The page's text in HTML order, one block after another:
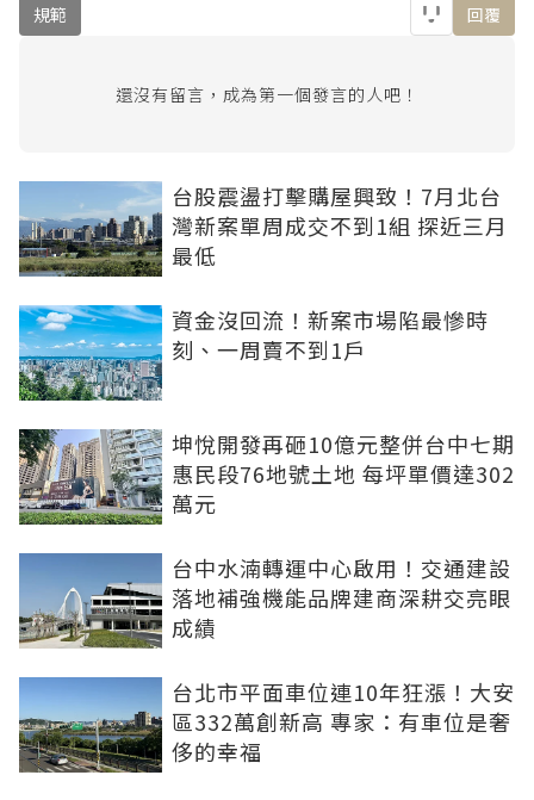
規範 回覆
還沒有留言，成為第一個發言的人吧！
台股震盪打擊購屋興致！7月北台
灣新案單周成交不到1組 探近三月
最低
資金沒回流！新案市場陷最慘時
刻、一周賣不到1戶
坤悅開發再砸10億元整併台中七期
惠民段76地號土地 每坪單價達302
萬元
台中水湳轉運中心啟用！交通建設
落地補強機能品牌建商深耕交亮眼
成績
台北市平面車位連10年狂漲！大安
區332萬創新高 專家：有車位是奢
侈的幸福